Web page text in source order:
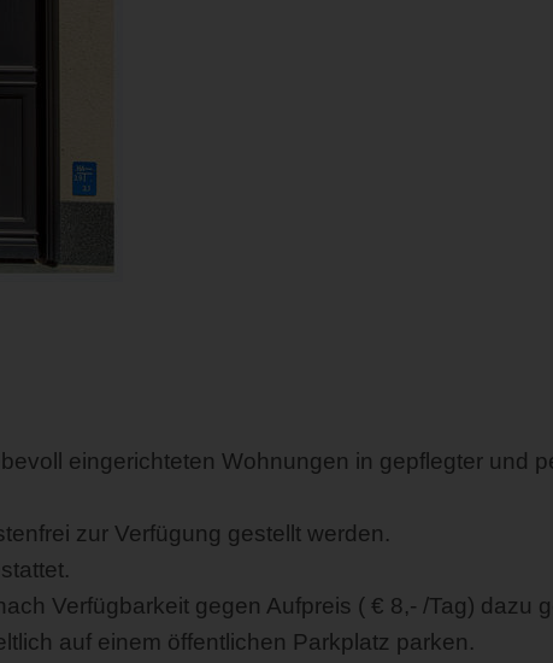
eingerichteten Wohnungen in gepflegter und
zur Verfügung gestellt werden.
Verfügbarkeit gegen Aufpreis ( € 8,- /Tag) dazu
auf einem öffentlichen Parkplatz parken.